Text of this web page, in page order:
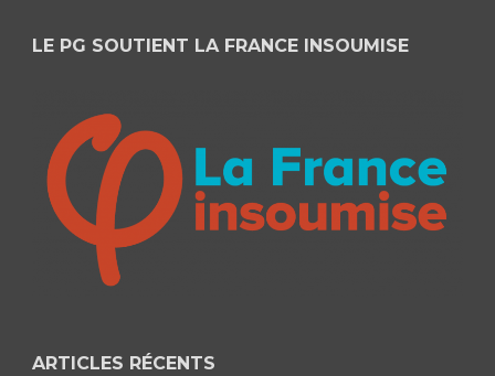
LE PG SOUTIENT LA FRANCE INSOUMISE
ARTICLES RÉCENTS